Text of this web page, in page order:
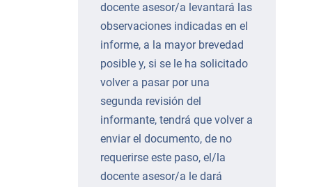
docente asesor/a levantará las
observaciones indicadas en el
informe, a la mayor brevedad
posible y, si se le ha solicitado
volver a pasar por una
segunda revisión del
informante, tendrá que volver a
enviar el documento, de no
requerirse este paso, el/la
docente asesor/a le dará